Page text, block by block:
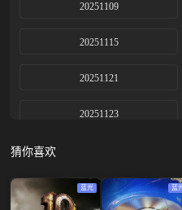
20251109
20251115
20251121
20251123
20251205
猜你喜欢
蓝光 蓝